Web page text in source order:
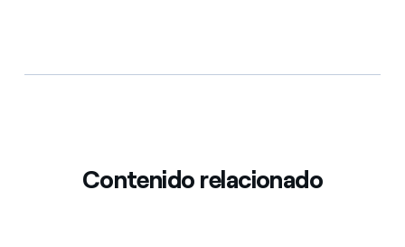
Contenido relacionado